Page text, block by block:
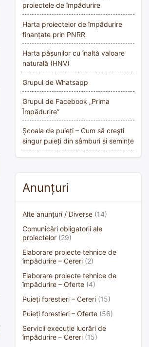
proiectele de împădurire
Harta proiectelor de împădurire
finanțate prin PNRR
Harta pășunilor cu înaltă valoare
naturală (HNV)
Grupul de Whatsapp
Grupul de Facebook „Prima
Împădurire”
Școala de puieți – Cum să crești
singur puieți din sâmburi și semințe
Anunțuri
Alte anunțuri / Diverse (14)
Comunicări obligatorii ale
proiectelor (29)
Elaborare proiecte tehnice de
împădurire – Cereri (2)
Elaborare proiecte tehnice de
împădurire – Oferte (4)
Puieți forestieri – Cereri (15)
Puieți forestieri – Oferte (56)
Servicii execuție lucrări de
împădurire – Cereri (15)